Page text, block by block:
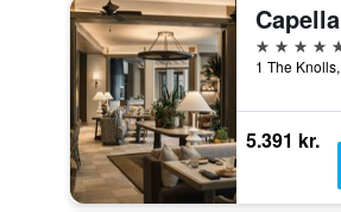
5 stjerner
5.391 kr.